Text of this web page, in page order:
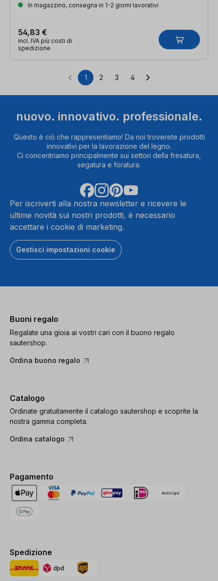
In magazzino, consegna in 1-2 giorni lavorativi
54,83 €
incl. IVA più costi di
spedizione
Pagina
1 Pagina
2 Pagina
3 Pagina
4
nuovo. innovativo. professionale.
Questo è ciò che rappresentiamo! Da noi troverete prodotti
innovativi per la lavorazione del legno.
Ci concentriamo principalmente sui settori della fresatura,
segatura e foratura.
Per iscriverti alla nostra newsletter e ricevere le
ultime novità sui nostri prodotti, è necessario
accettare i cookie di marketing.
Gestisci impostazioni cookie
Buoni regalo
Regalate una gioia ai vostri cari con il buono regalo
sautershop.
Ordina buono regalo
Catalogo
Ordinate gratuitamente il catalogo sautershop e scoprite la
nostra gamma completa.
Ordina catalogo
Pagamento
Spedizione